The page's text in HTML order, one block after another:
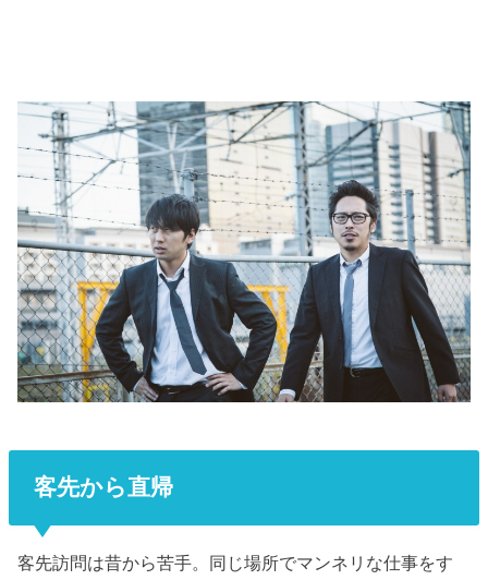
客先から直帰
客先訪問は昔から苦手。同じ場所でマンネリな仕事をす